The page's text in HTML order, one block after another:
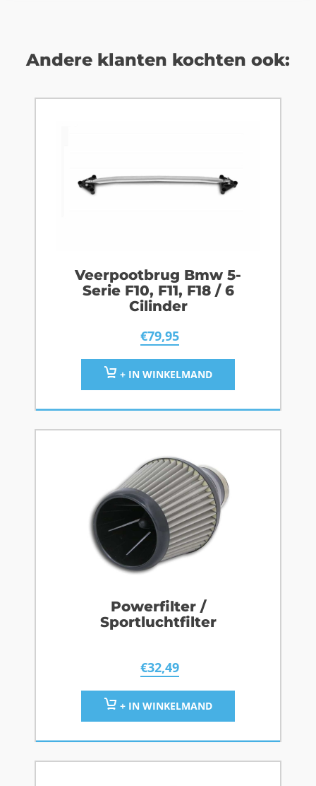
Andere klanten kochten ook:
Veerpootbrug Bmw 5-
Serie F10, F11, F18 / 6
Cilinder
€79,95
+ IN WINKELMAND
Powerfilter /
Sportluchtfilter
€32,49
+ IN WINKELMAND